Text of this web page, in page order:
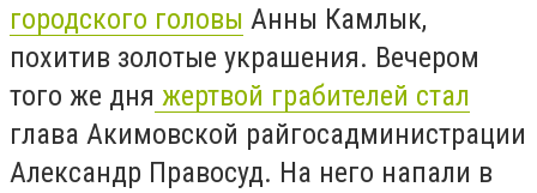
городского головы Анны Камлык,
похитив золотые украшения. Вечером
того же дня жертвой грабителей стал
глава Акимовской райгосадминистрации
Александр Правосуд. На него напали в